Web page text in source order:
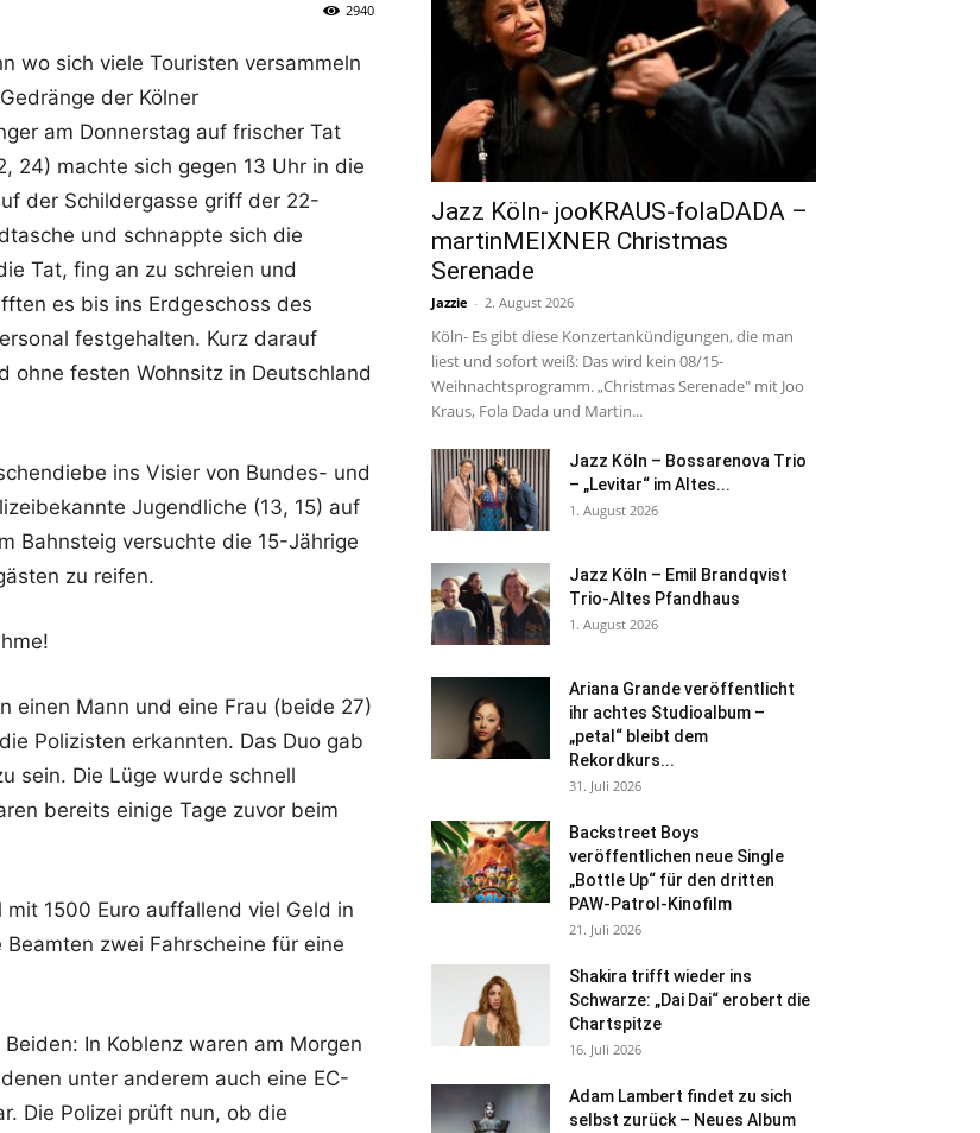
2940
wo sich viele Touristen versammeln
der Kölner
am Donnerstag auf frischer Tat
24) machte sich gegen 13 Uhr in die
der Schildergasse griff der 22-
und schnappte sich die
Tat, fing an zu schreien und
es bis ins Erdgeschoss des
festgehalten. Kurz darauf
ohne festen Wohnsitz in Deutschland
ins Visier von Bundes- und
Jugendliche (13, 15) auf
Bahnsteig versuchte die 15-Jährige
zu reifen.
einen Mann und eine Frau (beide 27)
Polizisten erkannten. Das Duo gab
sein. Die Lüge wurde schnell
bereits einige Tage zuvor beim
1500 Euro auffallend viel Geld in
zwei Fahrscheine für eine
In Koblenz waren am Morgen
unter anderem auch eine EC-
Die Polizei prüft nun, ob die
Jazz Köln- jooKRAUS-folaDADA –
martinMEIXNER Christmas
Serenade
Jazzie - 2. August 2026
Köln- Es gibt diese Konzertankündigungen, die man
liest und sofort weiß: Das wird kein 08/15-
Weihnachtsprogramm. „Christmas Serenade" mit Joo
Kraus, Fola Dada und Martin...
Jazz Köln – Bossarenova Trio
– „Levitar“ im Altes...
1. August 2026
Jazz Köln – Emil Brandqvist
Trio-Altes Pfandhaus
1. August 2026
Ariana Grande veröffentlicht
ihr achtes Studioalbum –
„petal“ bleibt dem
Rekordkurs...
31. Juli 2026
Backstreet Boys
veröffentlichen neue Single
„Bottle Up“ für den dritten
PAW-Patrol-Kinofilm
21. Juli 2026
Shakira trifft wieder ins
Schwarze: „Dai Dai“ erobert die
Chartspitze
16. Juli 2026
Adam Lambert findet zu sich
selbst zurück – Neues Album